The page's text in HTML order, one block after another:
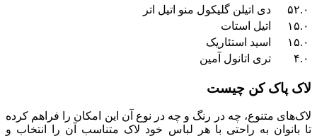
۵۲.۰
دی اتیلن گلیکول منو اتیل اتر
۱۵.۰
اتیل استات
۱۵.۰
اسید استئاریک
۴.۰
تری اتانول آمین
لاک پاک کن چیست
لاک‌های متنوع، چه در رنگ و چه در نوع آن این امکان را فراهم کرده
تا بانوان به راحتی با هر لباس خود لاک متناسب آن را انتخاب و